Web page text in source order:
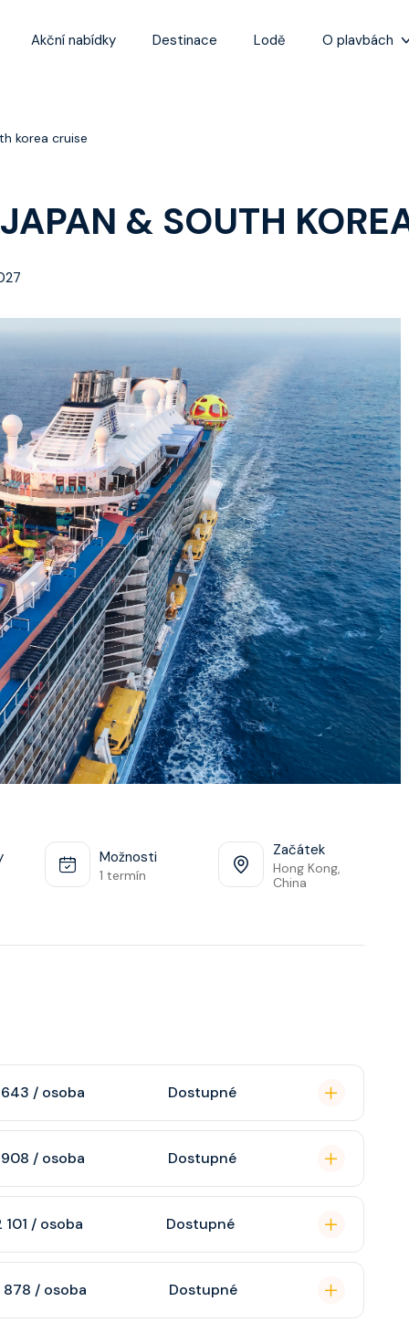
Akční nabídky Destinace Lodě O plavbách
korea cruise
& SOUTH
Možnosti
1 termín
Začátek
Hong Kong,
China
643 / osoba Dostupné
koupelnu se
TV, rádio,
908 / osoba Dostupné
výhledem dle
101 / osoba Dostupné
koupelnu
TV,
878 / osoba Dostupné